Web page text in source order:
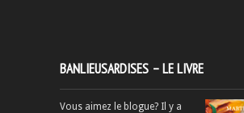
BANLIEUSARDISES – LE LIVRE
Vous aimez le blogue? Il y a